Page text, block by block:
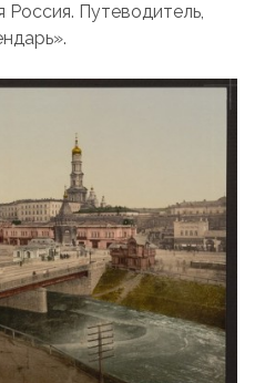
Путеводитель,